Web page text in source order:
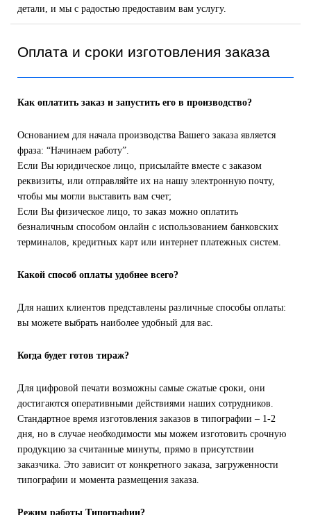
детали, и мы с радостью предоставим вам услугу.
Оплата и сроки изготовления заказа
Как оплатить заказ и запустить его в производство?
Основанием для начала производства Вашего заказа является
фраза: “Начинаем работу”.
Если Вы юридическое лицо, присылайте вместе с заказом
реквизиты, или отправляйте их на нашу электронную почту,
чтобы мы могли выставить вам счет;
Если Вы физическое лицо, то заказ можно оплатить
безналичным способом онлайн с использованием банковских
терминалов, кредитных карт или интернет платежных систем.
Какой способ оплаты удобнее всего?
Для наших клиентов представлены различные способы оплаты:
вы можете выбрать наиболее удобный для вас.
Когда будет готов тираж?
Для цифровой печати возможны самые сжатые сроки, они
достигаются оперативными действиями наших сотрудников.
Стандартное время изготовления заказов в типографии – 1-2
дня, но в случае необходимости мы можем изготовить срочную
продукцию за считанные минуты, прямо в присутствии
заказчика. Это зависит от конкретного заказа, загруженности
типографии и момента размещения заказа.
Режим работы Типографии?